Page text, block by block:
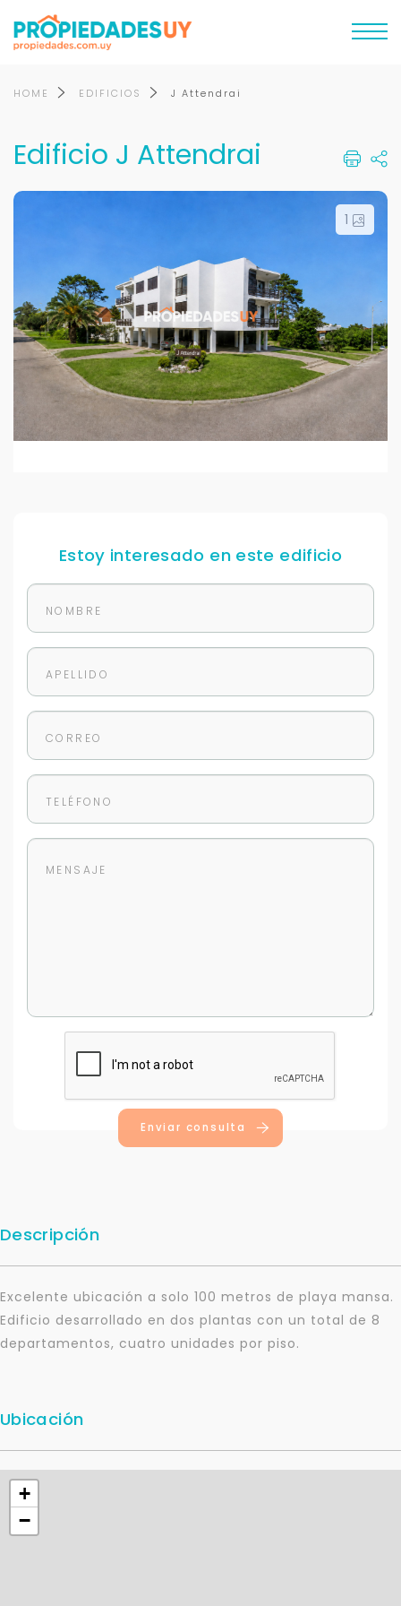
HOME EDIFICIOS J Attendrai
Edificio J Attendrai
1
Estoy interesado en este edificio
Enviar consulta
Descripción
Excelente ubicación a solo 100 metros de playa mansa.
Edificio desarrollado en dos plantas con un total de 8
departamentos, cuatro unidades por piso.
Ubicación
+
−